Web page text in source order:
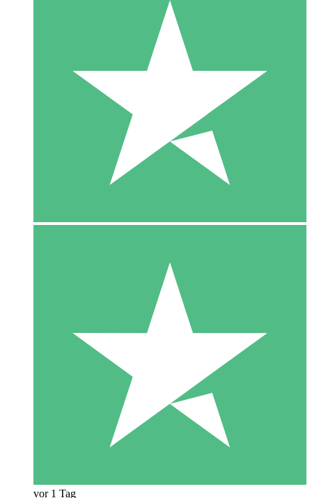
vor 1 Tag